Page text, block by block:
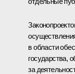
в области
государства,
за